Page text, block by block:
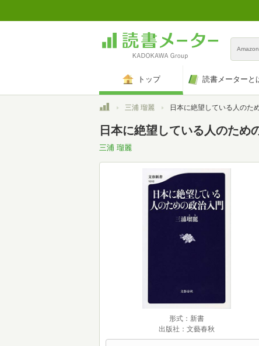
トップ 読書メーターと
トップ三浦 瑠麗 日本に絶望している人のための政治入
日本に絶望している人のため
三浦 瑠麗
形式：新書
出版社：文藝春秋